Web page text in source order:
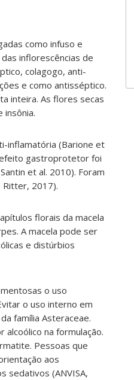
como infuso e
inflorescências de
colagogo, anti-
e como antisséptico.
inteira. As flores secas
insônia.
inflamatória (Barione et
efeito gastroprotetor foi
et al. 2010). Foram
Ritter, 2017).
florais da macela
A macela pode ser
e distúrbios
o uso
o uso interno em
família Asteraceae.
na formulação.
Pessoas que
aos
sedativos (ANVISA,